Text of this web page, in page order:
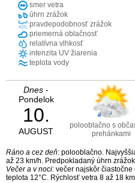
smer vetra
úhrn zrážok
pravdepodobnosť zrážok
priemerná oblačnosť
relatívna vlhkosť
intenzita UV žiarenia
teplota vody
Dnes -
Pondelok
10.
AUGUST
polooblačno s
prehánkami
Ráno a cez deň: polooblačno.
až 23 km/h. Predpokladaný úhrn
Večer a v noci: večer najskôr
teplota 12°C. Rýchlosť vetra 8 až 18